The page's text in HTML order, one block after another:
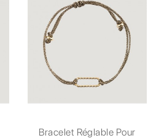
Bracelet Réglable Pour